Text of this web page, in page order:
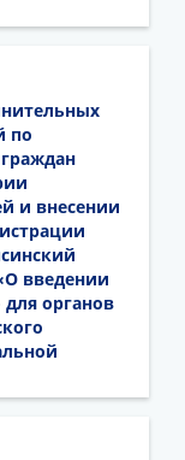
по
и внесении
введении
органов